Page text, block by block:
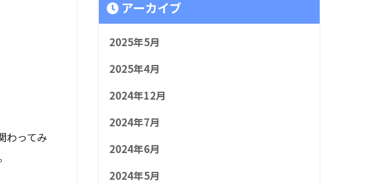
わってみ
アーカイブ
2025年5月
2025年4月
2024年12月
2024年7月
2024年6月
2024年5月